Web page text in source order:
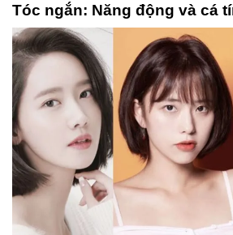
Tóc ngắn: Năng động và cá